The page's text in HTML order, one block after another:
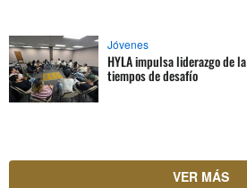
Jóvenes
HYLA impulsa liderazgo de
tiempos de desafío
VER MÁS